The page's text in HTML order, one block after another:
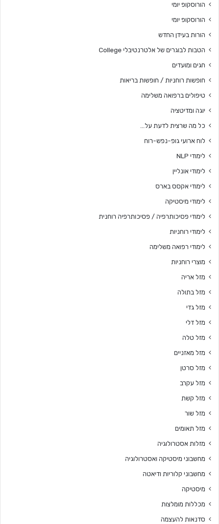
הורוסקופ יומי
הורוסקופ יומי
הורות בעידן החדש
הטבות לבוגרים של אלטרנטיבלי College
חגים ומועדים
חופשות רוחניות / חופשות בריאות
טיפולים ברפואה משלימה
יוגה ומדיטציה
כל מה שרצית לדעת על…
לוח ארועי גופ-נפש-רוח
לימודי NLP
לימודי אונליין
לימודי אקסס בארס
לימודי מיסטיקה
לימודי פסיכותרפיה / פסיכותרפיה רוחנית
לימודי רוחניות
לימודי רפואה משלימה
מוצרי רוחניות
מזל אריה
מזל בתולה
מזל גדי
מזל דלי
מזל טלה
מזל מאזניים
מזל סרטן
מזל עקרב
מזל קשת
מזל שור
מזל תאומים
מזלות אסטרולוגיה
מחשבוני מיסטיקה ואסטרולוגיה
מחשבוני קלוריות ודיאטה
מיסטיקה
מכללות מומלצות
סדנאות להעצמה